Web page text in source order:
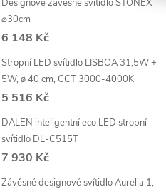
Designové závěsné svítidlo STONEX
⌀30cm
6 148 Kč
Stropní LED svítidlo LISBOA 31,5W +
5W, ø 40 cm, CCT 3000-4000K
5 516 Kč
DALEN inteligentní eco LED stropní
svítidlo DL-C515T
7 930 Kč
Závěsné designové svítidlo Aurelia 1,
2 428 Kč
Dostupnost do 10
pracovních dní
ZOBRAZIT